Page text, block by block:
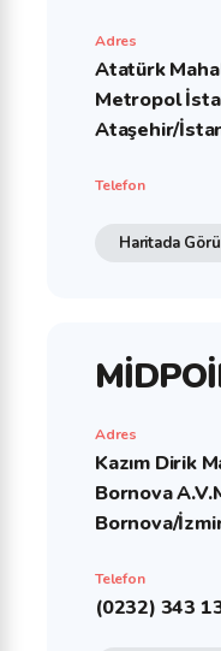
Adres
Atatürk
Metropol
Ataşehir/
Telefon
Haritada
Adres
Kazım Dirik
Bornova
Bornova/
Telefon
(0232) 343